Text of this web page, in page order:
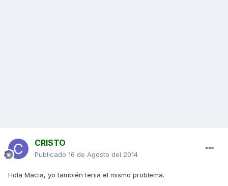
CRISTO
Publicado 16 de Agosto del 2014
Hola Macia, yo también tenia el mismo problema.